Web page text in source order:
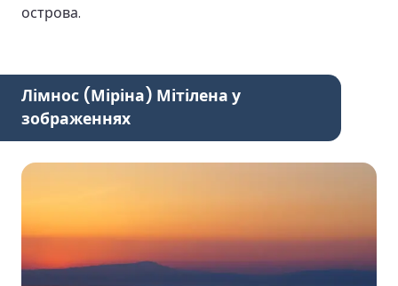
острова.
Лімнос (Міріна) Мітілена у
зображеннях